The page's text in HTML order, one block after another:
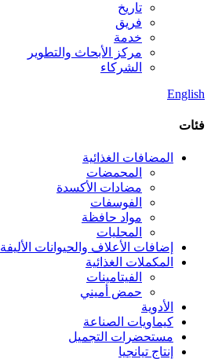
تاريخ
فريق
خدمة
مركز الأبحاث والتطوير
الشركاء
English
فئات
المضافات الغذائية
المحمضات
مضادات الأكسدة
الفوسفات
مواد حافظة
المحليات
إضافات الأعلاف والحيوانات الأليفة
المكملات الغذائية
الفيتامينات
حمض أميني
الأدوية
كيماويات الصناعة
مستحضرات التجميل
إنتاج تيانجيا